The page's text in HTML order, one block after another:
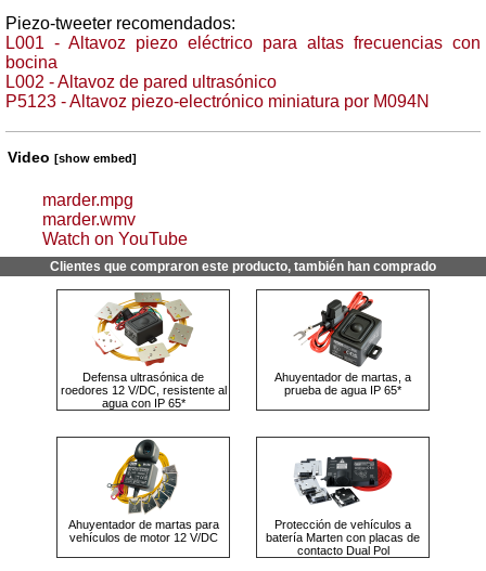
Piezo-tweeter recomendados:
L001 - Altavoz piezo eléctrico para altas frecuencias con
bocina
L002 - Altavoz de pared ultrasónico
P5123 - Altavoz piezo-electrónico miniatura por M094N
Video [show embed]
marder.mpg
marder.wmv
Watch on YouTube
Clientes que compraron este producto, también han comprado
Defensa ultrasónica de
roedores 12 V/DC, resistente al
agua con IP 65*
Ahuyentador de martas, a
prueba de agua IP 65*
Ahuyentador de martas para
vehículos de motor 12 V/DC
Protección de vehículos a
batería Marten con placas de
contacto Dual Pol